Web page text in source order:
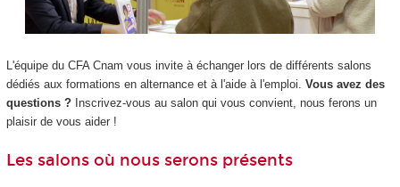
L'équipe du CFA Cnam vous invite à échanger lors de différents salons
dédiés aux formations en alternance et à l'aide à l'emploi. Vous avez des
questions ?Inscrivez-vous au salon qui vous convient, nous ferons un
plaisir de vous aider !
Les salons où nous serons présents